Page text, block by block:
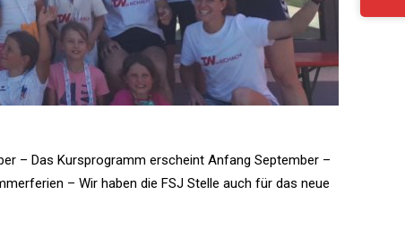
– Das Kursprogramm erscheint Anfang September –
– Wir haben die FSJ Stelle auch für das neue